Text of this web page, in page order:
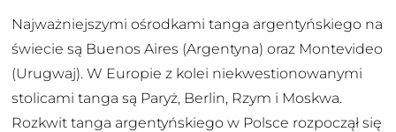
Najważniejszymi ośrodkami tanga argentyńskiego na
świecie są Buenos Aires (Argentyna) oraz Montevideo
(Urugwaj). W Europie z kolei niekwestionowanymi
stolicami tanga są Paryż, Berlin, Rzym i Moskwa.
Rozkwit tanga argentyńskiego w Polsce rozpoczął się